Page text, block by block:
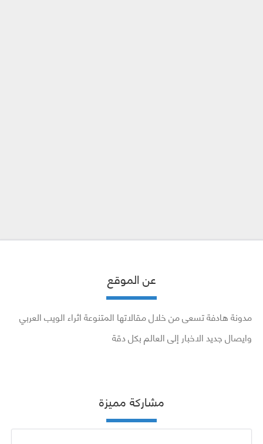
عن الموقع
مدونة هادفة تسعى من خلال مقالاتها المتنوعة اثراء الويب العربي
وايصال جديد الاخبار إلى العالم بكل دقة
مشاركة مميزة